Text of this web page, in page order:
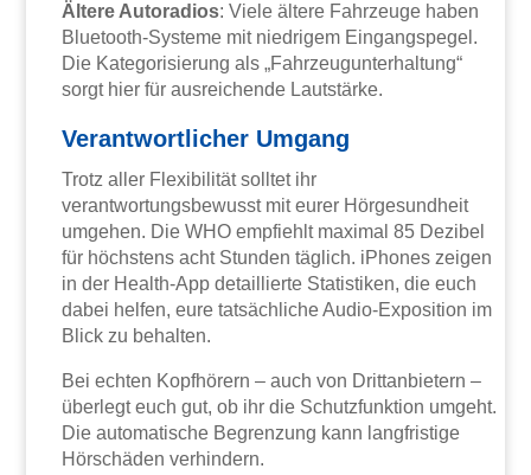
Ältere Autoradios: Viele ältere Fahrzeuge haben
Bluetooth-Systeme mit niedrigem Eingangspegel.
Die Kategorisierung als „Fahrzeugunterhaltung“
sorgt hier für ausreichende Lautstärke.
Verantwortlicher Umgang
Trotz aller Flexibilität solltet ihr
verantwortungsbewusst mit eurer Hörgesundheit
umgehen. Die WHO empfiehlt maximal 85 Dezibel
für höchstens acht Stunden täglich. iPhones zeigen
in der Health-App detaillierte Statistiken, die euch
dabei helfen, eure tatsächliche Audio-Exposition im
Blick zu behalten.
Bei echten Kopfhörern – auch von Drittanbietern –
überlegt euch gut, ob ihr die Schutzfunktion umgeht.
Die automatische Begrenzung kann langfristige
Hörschäden verhindern.